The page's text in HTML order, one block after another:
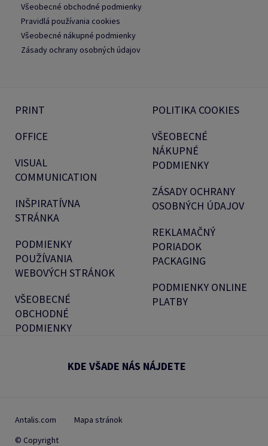
Všeobecné obchodné podmienky
Pravidlá používania cookies
Všeobecné nákupné podmienky
Zásady ochrany osobných údajov
PRINT
OFFICE
VISUAL
COMMUNICATION
INŠPIRATÍVNA
STRÁNKA
PODMIENKY
POUŽÍVANIA
WEBOVÝCH STRÁNOK
VŠEOBECNÉ
OBCHODNÉ
PODMIENKY
POLITIKA COOKIES
VŠEOBECNÉ
NÁKUPNÉ
PODMIENKY
ZÁSADY OCHRANY
OSOBNÝCH ÚDAJOV
REKLAMAČNÝ
PORIADOK
PACKAGING
PODMIENKY ONLINE
PLATBY
KDE VŠADE NÁS NÁJDETE
Antalis.com
Mapa stránok
© Copyright